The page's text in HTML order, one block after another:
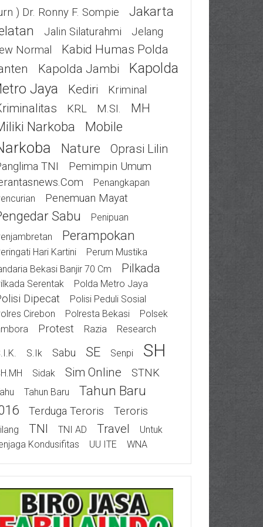
) Dr. Ronny F. Sompie
Jakarta
Jalin Silaturahmi
Jelang
Normal
Kabid Humas Polda
Kapolda Jambi
Kapolda
Jaya
Kediri Kriminal
KRL M.SI. MH
Narkoba Mobile
Nature Oprasi Lilin
TNI
Pemimpin Umum
Penangkapan
Penemuan Mayat
Sabu
Penipuan
Perampokan
Hari Kartini
Perum Mustika
Bekasi Banjir 70 Cm
Pilkada
Serentak Polda Metro Jaya
Dipecat
Polisi Peduli Sosial
Cirebon
Polresta Bekasi
Polsek
Protest Razia Research
S.Ik Sabu SE Senpi SH
Sidak Sim Online STNK
Tahun Baru
Tahun Baru
Terduga Teroris Teroris
TNI TNI AD Travel
Untuk
Kondusifitas
UU ITE WNA